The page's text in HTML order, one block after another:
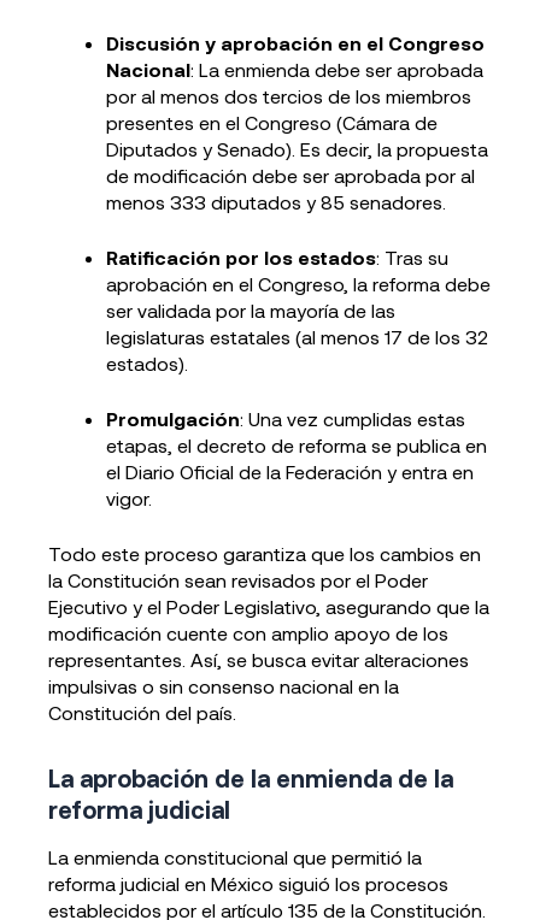
Discusión y aprobación en el Congreso
Nacional: La enmienda debe ser aprobada
por al menos dos tercios de los miembros
presentes en el Congreso (Cámara de
Diputados y Senado). Es decir, la propuesta
de modificación debe ser aprobada por al
menos 333 diputados y 85 senadores.
Ratificación por los estados: Tras su
aprobación en el Congreso, la reforma debe
ser validada por la mayoría de las
legislaturas estatales (al menos 17 de los 32
estados).
Promulgación: Una vez cumplidas estas
etapas, el decreto de reforma se publica en
el Diario Oficial de la Federación y entra en
vigor.
Todo este proceso garantiza que los cambios en
la Constitución sean revisados por el Poder
Ejecutivo y el Poder Legislativo, asegurando que la
modificación cuente con amplio apoyo de los
representantes. Así, se busca evitar alteraciones
impulsivas o sin consenso nacional en la
Constitución del país.
La aprobación de la enmienda de la
reforma judicial
La enmienda constitucional que permitió la
reforma judicial en México siguió los procesos
establecidos por el artículo 135 de la Constitución.